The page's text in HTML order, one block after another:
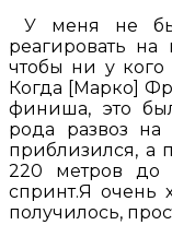
У меня не
реагировать на
чтобы ни у кого
Когда [Марко]
финиша, это
рода развоз
приблизился, а
220 метров до
спринт.Я очень
получилось,